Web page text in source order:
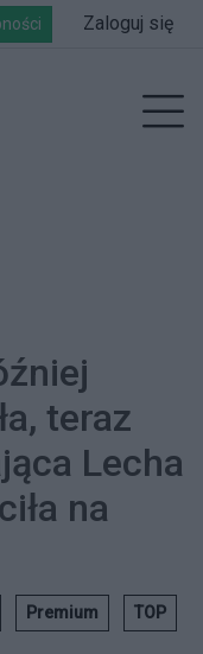
Zaloguj się
posiadających
teraz
Lecha
na
Premium TOP